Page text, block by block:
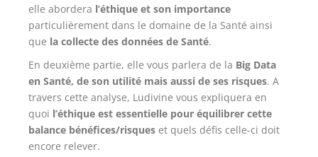
elle abordera l’éthique et son importance
particulièrement dans le domaine de la Santé ainsi
que la collecte des données de Santé.
En deuxième partie, elle vous parlera de la Big Data
en Santé, de son utilité mais aussi de ses risques. A
travers cette analyse, Ludivine vous expliquera en
quoi l’éthique est essentielle pour équilibrer cette
balance bénéfices/risques et quels défis celle-ci doit
encore relever.